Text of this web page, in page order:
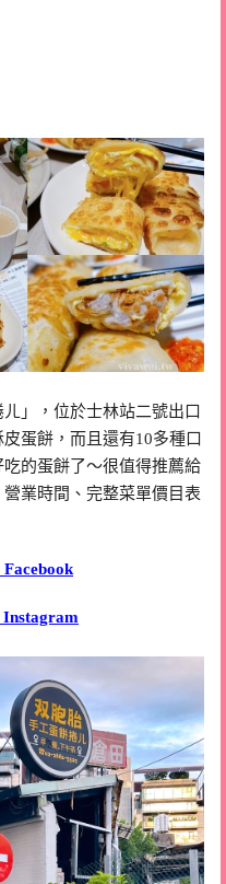
」，位於士林站二號出口
蛋餅，而且還有10多種口
的蛋餅了～很值得推薦給
業時間、完整菜單價目表
Instagram